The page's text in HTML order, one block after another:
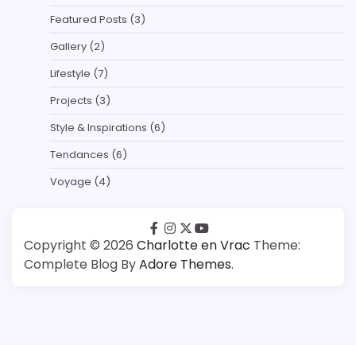
Featured Posts (3)
Gallery (2)
Lifestyle (7)
Projects (3)
Style & Inspirations (6)
Tendances (6)
Voyage (4)
Copyright © 2026 Charlotte en Vrac Theme:
Complete Blog ByAdore Themes.
facebook
instagram
twitteryoutube